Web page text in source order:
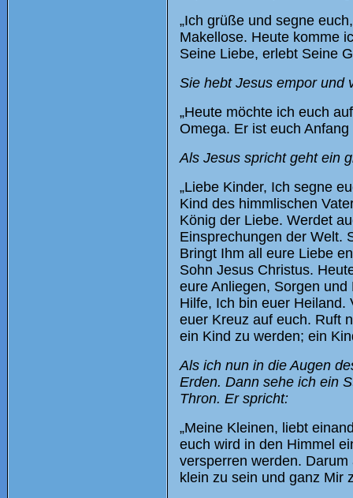
„Ich grüße und segne
Makellose. Heute komme
Seine Liebe, erlebt Seine
Sie hebt Jesus empor und
„Heute möchte ich euch
Omega. Er ist euch
Als Jesus spricht geht ein
„Liebe Kinder, Ich segne
Kind des himmlischen
König der Liebe. Werdet
Einsprechungen der Welt.
Bringt Ihm all eure Liebe
Sohn Jesus Christus.
eure Anliegen, Sorgen
Hilfe, Ich bin euer Heiland.
euer Kreuz auf euch. Ruft
ein Kind zu werden; ein
Als ich nun in die Augen
Erden. Dann sehe ich ein
Thron. Er spricht:
„Meine Kleinen, liebt
euch wird in den Himmel
versperren werden.
klein zu sein und ganz Mir